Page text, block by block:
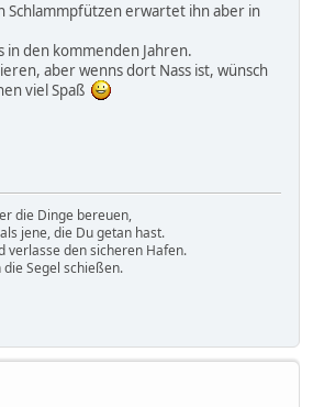
Schlammpfützen erwartet ihn aber in
in den kommenden Jahren.
aber wenns dort Nass ist, wünsch
viel Spaß
die Dinge bereuen,
jene, die Du getan hast.
verlasse den sicheren Hafen.
die Segel schießen.